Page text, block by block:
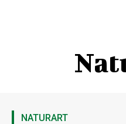
NATURART